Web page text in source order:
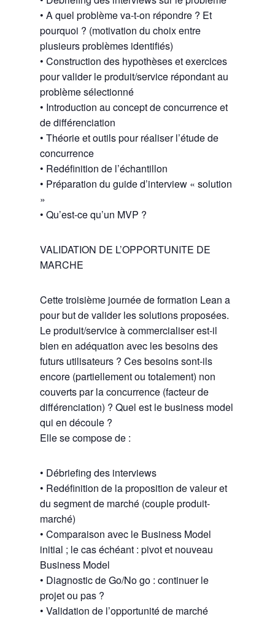
• A quel problème va-t-on répondre ? Et
pourquoi ? (motivation du choix entre
plusieurs problèmes identifiés)
• Construction des hypothèses et exercices
pour valider le produit/service répondant au
problème sélectionné
• Introduction au concept de concurrence et
de différenciation
• Théorie et outils pour réaliser l’étude de
concurrence
• Redéfinition de l’échantillon
• Préparation du guide d’interview « solution
»
• Qu’est-ce qu’un MVP ?
VALIDATION DE L’OPPORTUNITE DE
MARCHE
Cette troisième journée de formation Lean a
pour but de valider les solutions proposées.
Le produit/service à commercialiser est-il
bien en adéquation avec les besoins des
futurs utilisateurs ? Ces besoins sont-ils
encore (partiellement ou totalement) non
couverts par la concurrence (facteur de
différenciation) ? Quel est le business model
qui en découle ?
Elle se compose de :
• Débriefing des interviews
• Redéfinition de la proposition de valeur et
du segment de marché (couple produit-
marché)
• Comparaison avec le Business Model
initial ; le cas échéant : pivot et nouveau
Business Model
• Diagnostic de Go/No go : continuer le
projet ou pas ?
• Validation de l’opportunité de marché